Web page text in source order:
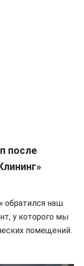
после
обратился наш
у которого мы
помещений.